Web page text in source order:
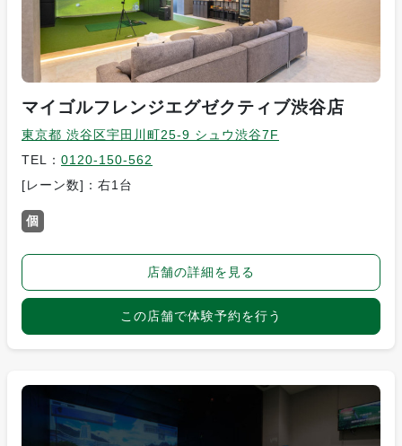
マイゴルフレンジエグゼクティブ渋谷店
東京都 渋谷区宇田川町25-9 シュウ渋谷7F
TEL： 0120-150-562
[レーン数]：右1台
個
店舗の詳細を見る
この店舗で体験予約を行う